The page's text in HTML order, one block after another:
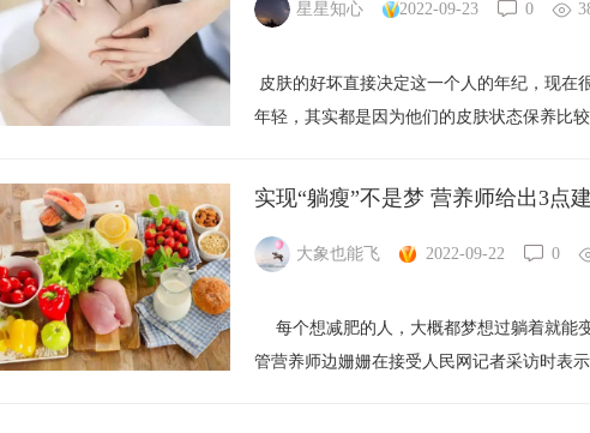
星星知心 2022-09-23 0
皮肤的好坏直接决定这一个人的年纪，现在
年轻，其实都是因为他们的皮肤状态保养比
实现“躺瘦”不是梦 营养师给出3点
大象也能飞 2022-09-22 0
每个想减肥的人，大概都梦想过躺着就能
管营养师边姗姗在接受人民网记者采访时表